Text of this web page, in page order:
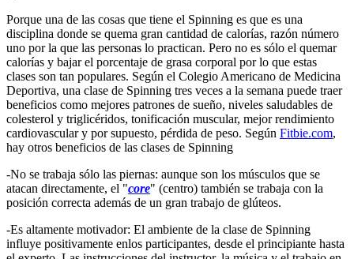
Porque una de las cosas que tiene el Spinning es que es una
disciplina donde se quema gran cantidad de calorías, razón número
uno por la que las personas lo practican. Pero no es sólo el quemar
calorías y bajar el porcentaje de grasa corporal por lo que estas
clases son tan populares. Según el Colegio Americano de Medicina
Deportiva, una clase de Spinning tres veces a la semana puede traer
beneficios como mejores patrones de sueño, niveles saludables de
colesterol y triglicéridos, tonificación muscular, mejor rendimiento
cardiovascular y por supuesto, pérdida de peso. Según Fitbie.com,
hay otros beneficios de las clases de Spinning
-No se trabaja sólo las piernas: aunque son los músculos que se
atacan directamente, el "core" (centro) también se trabaja con la
posición correcta además de un gran trabajo de glúteos.
-Es altamente motivador: El ambiente de la clase de Spinning
influye positivamente enlos participantes, desde el principiante hasta